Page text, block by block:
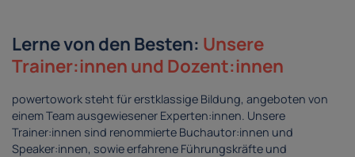
Lerne von den Besten: Unsere
Trainer:innen und Dozent:innen
powertowork steht für erstklassige Bildung, angeboten von
einem Team ausgewiesener Experten:innen. Unsere
Trainer:innen sind renommierte Buchautor:innen und
Speaker:innen, sowie erfahrene Führungskräfte und